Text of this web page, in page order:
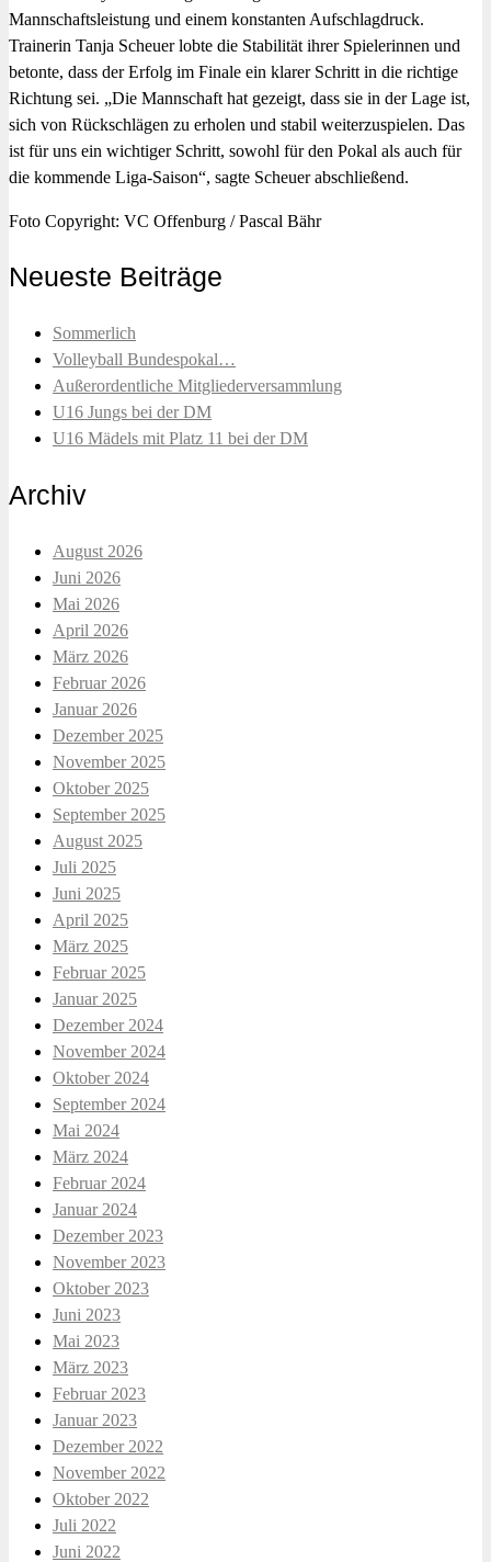
Mannschaftsleistung und einem konstanten Aufschlagdruck.
Trainerin Tanja Scheuer lobte die Stabilität ihrer Spielerinnen und
betonte, dass der Erfolg im Finale ein klarer Schritt in die richtige
Richtung sei. „Die Mannschaft hat gezeigt, dass sie in der Lage ist,
sich von Rückschlägen zu erholen und stabil weiterzuspielen. Das
ist für uns ein wichtiger Schritt, sowohl für den Pokal als auch für
die kommende Liga-Saison“, sagte Scheuer abschließend.
Foto Copyright: VC Offenburg / Pascal Bähr
Neueste Beiträge
Sommerlich
Volleyball Bundespokal…
Außerordentliche Mitgliederversammlung
U16 Jungs bei der DM
U16 Mädels mit Platz 11 bei der DM
Archiv
August 2026
Juni 2026
Mai 2026
April 2026
März 2026
Februar 2026
Januar 2026
Dezember 2025
November 2025
Oktober 2025
September 2025
August 2025
Juli 2025
Juni 2025
April 2025
März 2025
Februar 2025
Januar 2025
Dezember 2024
November 2024
Oktober 2024
September 2024
Mai 2024
März 2024
Februar 2024
Januar 2024
Dezember 2023
November 2023
Oktober 2023
Juni 2023
Mai 2023
März 2023
Februar 2023
Januar 2023
Dezember 2022
November 2022
Oktober 2022
Juli 2022
Juni 2022